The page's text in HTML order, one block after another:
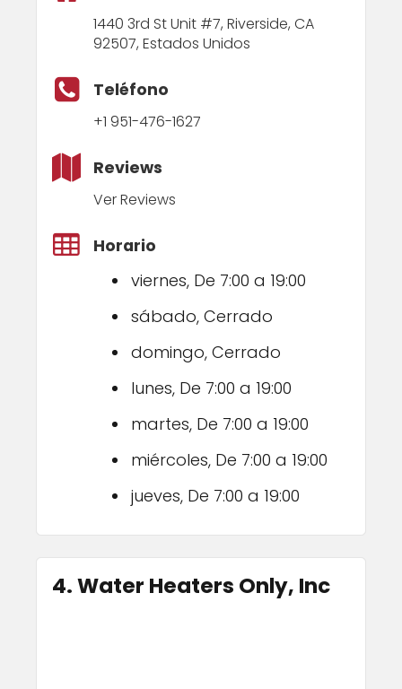
1440 3rd St Unit #7, Riverside, CA
92507, Estados Unidos
Teléfono
+1 951-476-1627
Reviews
Ver Reviews
Horario
viernes, De 7:00 a 19:00
sábado, Cerrado
domingo, Cerrado
lunes, De 7:00 a 19:00
martes, De 7:00 a 19:00
miércoles, De 7:00 a 19:00
jueves, De 7:00 a 19:00
4. Water Heaters Only, Inc